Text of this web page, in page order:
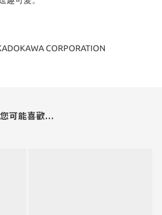
CORPORATION
您可能喜歡...